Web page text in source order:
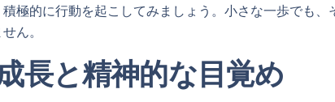
極的に行動を起こしてみましょう。小さな一歩でも、
ん。
長と精神的な目覚め